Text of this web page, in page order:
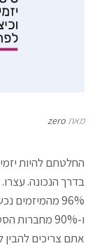
מאתzero
החלטתם להיות
בדרך הנכונה. עצרו.
96% מהמיזמים נכשלים עוד לפני יציאה לשוק,
ו-90% מחברות הסטארט-אפ קורסות בשנה הראשונה.
אתם צריכים להבין